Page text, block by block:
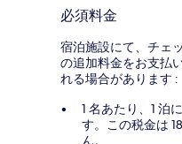
必須料金
宿泊施設にて、チェ
の追加料金をお支払
れる場合があります :
1 名あたり、1 泊
す。この税金は
ん。